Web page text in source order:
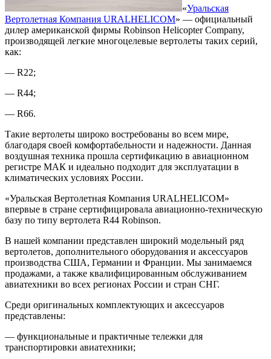
«Уральская
Вертолетная Компания URALHELICOM» — официальный
дилер американской фирмы Robinson Helicopter Company,
производящей легкие многоцелевые вертолеты таких серий,
как:
— R22;
— R44;
— R66.
Такие вертолеты широко востребованы во всем мире,
благодаря своей комфортабельности и надежности. Данная
воздушная техника прошла сертификацию в авиационном
регистре МАК и идеально подходит для эксплуатации в
климатических условиях России.
«Уральская Вертолетная Компания URALHELICOM»
впервые в стране сертифицировала авиационно-техническую
базу по типу вертолета R44 Robinson.
В нашей компании представлен широкий модельный ряд
вертолетов, дополнительного оборудования и аксессуаров
производства США, Германии и Франции. Мы занимаемся
продажами, а также квалифицированным обслуживанием
авиатехники во всех регионах России и стран СНГ.
Среди оригинальных комплектующих и аксессуаров
представлены:
— функциональные и практичные тележки для
транспортировки авиатехники;